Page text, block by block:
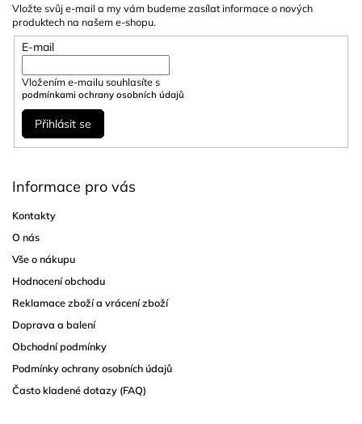
Vložte svůj e-mail a my vám budeme zasílat informace o nových
produktech na našem e-shopu.
E-mail
Vložením e-mailu souhlasíte s
podmínkami ochrany osobních údajů
Přihlásit se
Informace pro vás
Kontakty
O nás
Vše o nákupu
Hodnocení obchodu
Reklamace zboží a vrácení zboží
Doprava a balení
Obchodní podmínky
Podmínky ochrany osobních údajů
Často kladené dotazy (FAQ)